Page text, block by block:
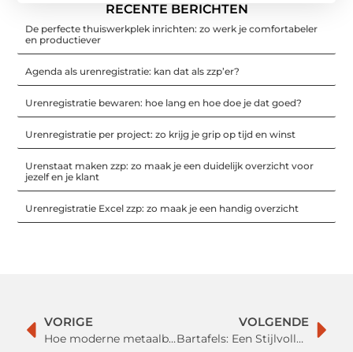
RECENTE BERICHTEN
De perfecte thuiswerkplek inrichten: zo werk je comfortabeler
en productiever
Agenda als urenregistratie: kan dat als zzp’er?
Urenregistratie bewaren: hoe lang en hoe doe je dat goed?
Urenregistratie per project: zo krijg je grip op tijd en winst
Urenstaat maken zzp: zo maak je een duidelijk overzicht voor
jezelf en je klant
Urenregistratie Excel zzp: zo maak je een handig overzicht
VORIGE
Hoe moderne metaalbewerkingsmachines uw bedrijf kunnen verbeteren
VOLGENDE
Bartafels: Een Stijlvolle en Functionele Aanwinst voor Elk Interieur